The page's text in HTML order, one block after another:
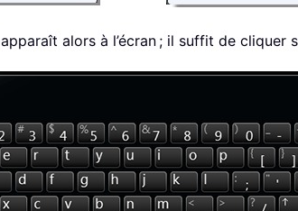
apparaît alors à l’écran ; il suffit de cliquer